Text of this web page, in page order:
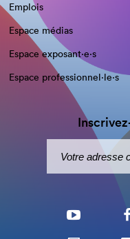
Emplois
Espace médias
Espace exposant·e⋅s
Espace professionnel·le⋅s